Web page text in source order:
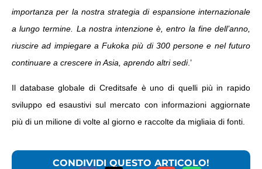
importanza per la nostra strategia di espansione internazionale
a lungo termine. La nostra intenzione è, entro la fine dell’anno,
riuscire ad impiegare a Fukoka più di 300 persone e nel futuro
continuare a crescere in Asia, aprendo altri sedi.’
Il database globale di Creditsafe è uno di quelli più in rapido
sviluppo ed esaustivi sul mercato con informazioni aggiornate
più di un milione di volte al giorno e raccolte da migliaia di fonti.
CONDIVIDI QUESTO ARTICOLO!